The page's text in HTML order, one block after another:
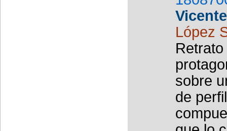
López
sobre
de